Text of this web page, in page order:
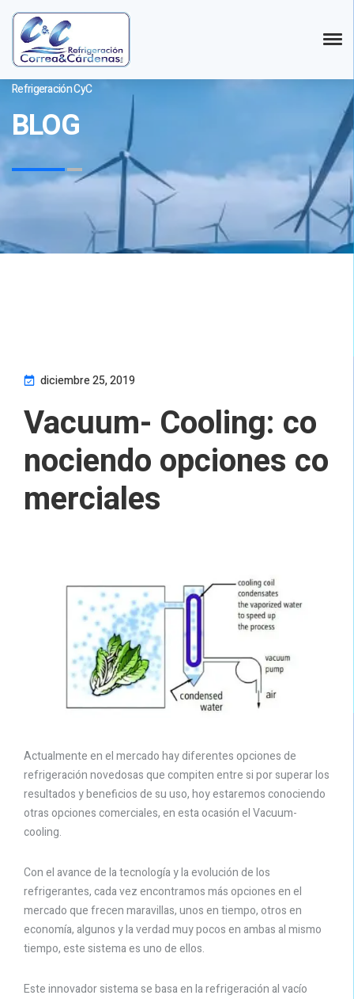
Refrigeración CyC
BLOG
diciembre 25, 2019
Vacuum- Cooling: co
nociendo opciones co
merciales
Actualmente en el mercado hay diferentes opciones de
refrigeración novedosas que compiten entre si por superar los
resultados y beneficios de su uso, hoy estaremos conociendo
otras opciones comerciales, en esta ocasión el Vacuum-
cooling.
Con el avance de la tecnología y la evolución de los
refrigerantes, cada vez encontramos más opciones en el
mercado que frecen maravillas, unos en tiempo, otros en
economía, algunos y la verdad muy pocos en ambas al mismo
tiempo, este sistema es uno de ellos.
Este innovador sistema se basa en la refrigeración al vacío